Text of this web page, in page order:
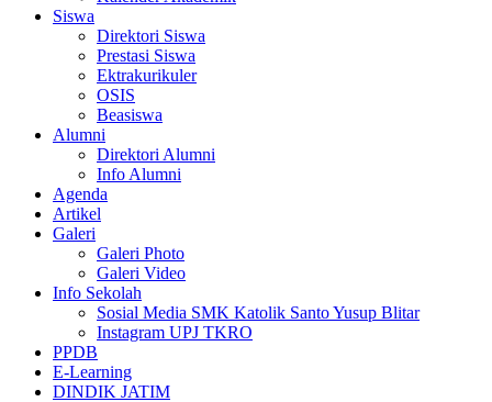
Siswa
Direktori Siswa
Prestasi Siswa
Ektrakurikuler
OSIS
Beasiswa
Alumni
Direktori Alumni
Info Alumni
Agenda
Artikel
Galeri
Galeri Photo
Galeri Video
Info Sekolah
Sosial Media SMK Katolik Santo Yusup Blitar
Instagram UPJ TKRO
PPDB
E-Learning
DINDIK JATIM